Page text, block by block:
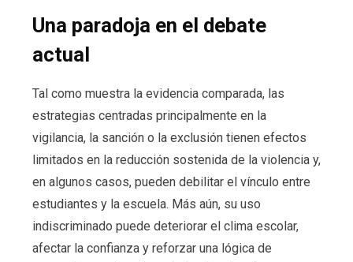
Una paradoja en el debate
actual
Tal como muestra la evidencia comparada, las
estrategias centradas principalmente en la
vigilancia, la sanción o la exclusión tienen efectos
limitados en la reducción sostenida de la violencia y,
en algunos casos, pueden debilitar el vínculo entre
estudiantes y la escuela. Más aún, su uso
indiscriminado puede deteriorar el clima escolar,
afectar la confianza y reforzar una lógica de